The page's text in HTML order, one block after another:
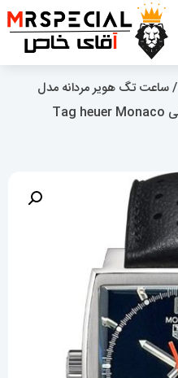
/ ساعت تگ هویر مردانه مدل
موناکو اتوماتیک بند چرم صفحه مشکی Tag heuer Monaco